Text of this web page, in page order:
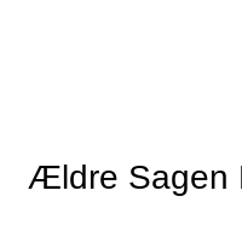
Ældre Sagen